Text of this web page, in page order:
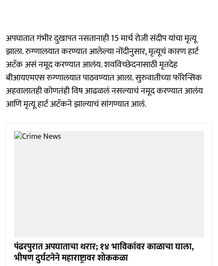
अपघातात गंभीर दुखापत नसतानाही 15 मार्च रोजी संदीप यांचा मृत्यू
झाला. रुग्णालयात करण्यात आलेल्या नोंदीनुसार, मृत्यूचं कारण हार्ट
अटॅक असं नमूद करण्यात आलंय. शवविच्छेदनासाठी मृतदेह
बीआयएमएस रुग्णालयात पाठवण्यात आला. सुरुवातीच्या फॉरेन्सिक
अहवालातही कोणतंही विष आढळलं नसल्याचं नमूद करण्यात आलंय
आणि मृत्यू हार्ट अटॅकने झाल्याचं सांगण्यात आलं.
पंढरपुरात अपघाताचा थरार; १४ भाविकांवर काळाचा घाला,
भीषण दुर्घटनेने महाराष्ट्रावर शोककळा